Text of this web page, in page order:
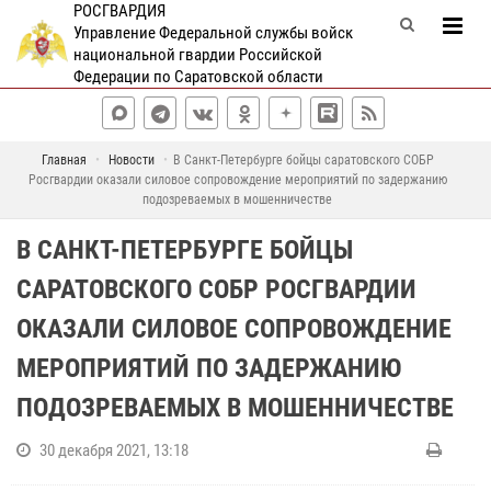
РОСГВАРДИЯ
Управление Федеральной службы войск
национальной гвардии Российской
Федерации по Саратовской области
Главная Новости
В Санкт-Петербурге бойцы саратовского СОБР
Росгвардии оказали силовое сопровождение мероприятий по задержанию
подозреваемых в мошенничестве
В САНКТ-ПЕТЕРБУРГЕ БОЙЦЫ
САРАТОВСКОГО СОБР РОСГВАРДИИ
ОКАЗАЛИ СИЛОВОЕ СОПРОВОЖДЕНИЕ
МЕРОПРИЯТИЙ ПО ЗАДЕРЖАНИЮ
ПОДОЗРЕВАЕМЫХ В МОШЕННИЧЕСТВЕ
30 декабря 2021, 13:18